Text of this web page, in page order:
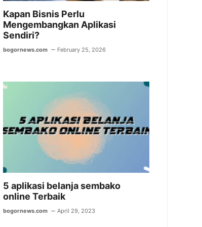
Kapan Bisnis Perlu
Mengembangkan Aplikasi
Sendiri?
bogornews.com February 25, 2026
5 aplikasi belanja sembako
online Terbaik
bogornews.com April 29, 2023